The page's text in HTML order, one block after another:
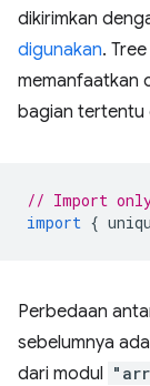
dikirimkan
digunakan.
memanfaatkan
bagian tertentu
// Import
import {
Perbedaan
sebelumnya
dari modul